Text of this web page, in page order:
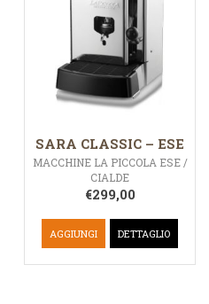
SARA CLASSIC – ESE
MACCHINE LA PICCOLA ESE /
CIALDE
€299,00
AGGIUNGI DETTAGLIO